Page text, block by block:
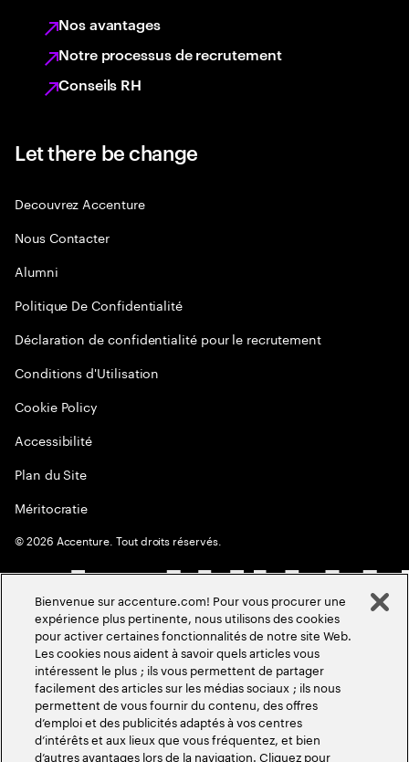
Nos avantages
Notre processus de recrutement
Conseils RH
Let there be change
Decouvrez Accenture
Nous Contacter
Alumni
Politique De Confidentialité
Déclaration de confidentialité pour le recrutement
Conditions d'Utilisation
Cookie Policy
Accessibilité
Plan du Site
Méritocratie
©2026 Accenture. Tout droits réservés.
Bienvenue sur accenture.com! Pour vous procurer une
expérience plus pertinente, nous utilisons des cookies
pour activer certaines fonctionnalités de notre site Web.
Les cookies nous aident à savoir quels articles vous
intéressent le plus ; ils vous permettent de partager
facilement des articles sur les médias sociaux ; ils nous
permettent de vous fournir du contenu, des offres
d’emploi et des publicités adaptés à vos centres
d’intérêts et aux lieux que vous fréquentez, et bien
d’autres avantages lors de la navigation. Cliquez pour